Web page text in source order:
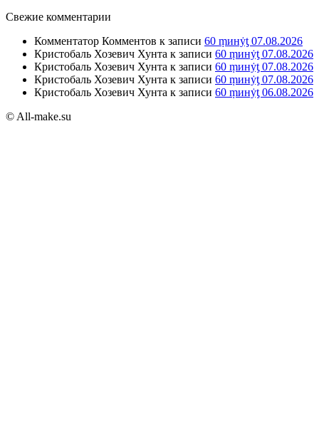
Свежие комментарии
Комментатор Комментов к записи 60 ṃинẏƫ 07.08.2026
Кристобаль Хозевич Хунта к записи 60 ṃинẏƫ 07.08.2026
Кристобаль Хозевич Хунта к записи 60 ṃинẏƫ 07.08.2026
Кристобаль Хозевич Хунта к записи 60 ṃинẏƫ 07.08.2026
Кристобаль Хозевич Хунта к записи 60 ṃинẏƫ 06.08.2026
© All-make.su